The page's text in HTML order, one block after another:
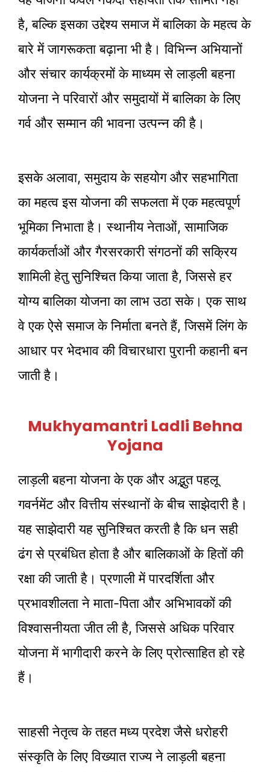
है, बल्कि इसका उद्देश्य समाज में बालिका के महत्व के
बारे में जागरूकता बढ़ाना भी है। विभिन्न अभियानों
और संचार कार्यक्रमों के माध्यम से लाड़ली बहना
योजना ने परिवारों और समुदायों में बालिका के लिए
गर्व और सम्मान की भावना उत्पन्न की है।
इसके अलावा, समुदाय के सहयोग और सहभागिता
का महत्व इस योजना की सफलता में एक महत्वपूर्ण
भूमिका निभाता है। स्थानीय नेताओं, सामाजिक
कार्यकर्ताओं और गैरसरकारी संगठनों की सक्रिय
शामिली हेतु सुनिश्चित किया जाता है, जिससे हर
योग्य बालिका योजना का लाभ उठा सके। एक साथ
वे एक ऐसे समाज के निर्माता बनते हैं, जिसमें लिंग के
आधार पर भेदभाव की विचारधारा पुरानी कहानी बन
जाती है।
Mukhyamantri Ladli Behna
Yojana
लाड़ली बहना योजना के एक और अद्भुत पहलू
गवर्नमेंट और वित्तीय संस्थानों के बीच साझेदारी है।
यह साझेदारी यह सुनिश्चित करती है कि धन सही
ढंग से प्रबंधित होता है और बालिकाओं के हितों की
रक्षा की जाती है। प्रणाली में पारदर्शिता और
प्रभावशीलता ने माता-पिता और अभिभावकों की
विश्वासनीयता जीत ली है, जिससे अधिक परिवार
योजना में भागीदारी करने के लिए प्रोत्साहित हो रहे
हैं।
साहसी नेतृत्व के तहत मध्य प्रदेश जैसे धरोहरी
संस्कृति के लिए विख्यात राज्य ने लाड़ली बहना